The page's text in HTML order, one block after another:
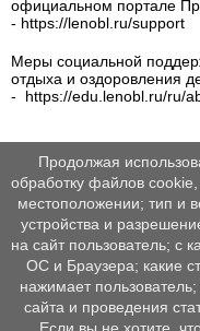
официальном портале
- https://lenobl.ru/support
Меры социальной
отдыха и оздоровления
- https://edu.lenobl.ru/ru/
Продолжая
обработку файлов
местоположении; тип и
устройства и
на сайт пользователь; с
ОС и Браузера; какие
нажимает
сайта и проведения